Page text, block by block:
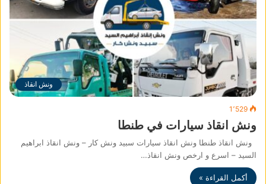
ونش انقاذ
1٬529
ونش انقاذ سيارات في طنطا
ونش انقاذ طنطا ونش انقاذ سيارات سبيد ونش كار – ونش انقاذ ابراهيم
السيد – اسرع و ارخص ونش انقاذ…
أكمل القراءة »